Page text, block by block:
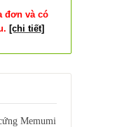
đơn và có
[chi tiết]
Memumi